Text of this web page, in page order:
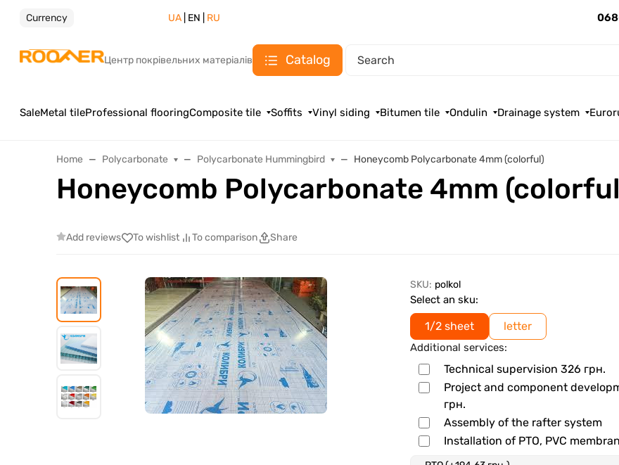
Currency UA| EN | RU
Центр покрівельних матеріалів Catalog
SaleMetal tileProfessional flooringComposite tile Soffits Vinyl siding Bitumen tile Ondulin Drainage system
Home Polycarbonate Polycarbonate Hummingbird Honeycomb Polycarbonate 4mm (colorful)
Honeycomb Polycarbonate 4mm
Add reviews To wishlist To comparison Share
SKU: polkol
Select an sku:
1/2 sheet letter
Additional services:
Technical supervision326 грн.
Project and component
грн.
Assembly of the rafter system
Installation of PTO, PVC